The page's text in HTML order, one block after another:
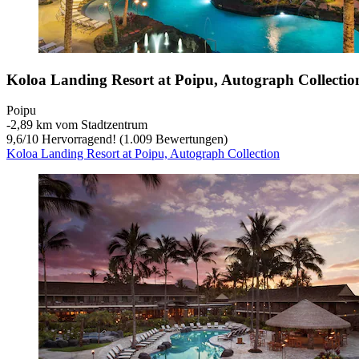
Koloa Landing Resort at Poipu, Autograph
Poipu
‐2,89 km vom Stadtzentrum
9,6/10 Hervorragend! (1.009 Bewertungen)
Koloa Landing Resort at Poipu, Autograph Collection